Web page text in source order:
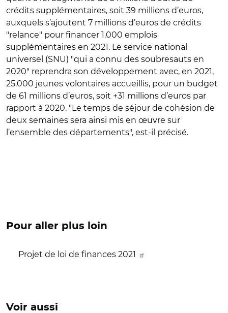
crédits supplémentaires, soit 39 millions d’euros,
auxquels s’ajoutent 7 millions d’euros de crédits
"relance" pour financer 1.000 emplois
supplémentaires en 2021. Le service national
universel (SNU) "qui a connu des soubresauts en
2020" reprendra son développement avec, en 2021,
25.000 jeunes volontaires accueillis, pour un budget
de 61 millions d’euros, soit +31 millions d’euros par
rapport à 2020. "Le temps de séjour de cohésion de
deux semaines sera ainsi mis en œuvre sur
l’ensemble des départements", est-il précisé.
Pour aller plus loin
Projet de loi de finances 2021
Voir aussi